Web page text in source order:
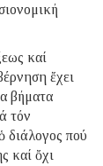
καί
ἔχει
βήματα
τόν
διάλογος πού
καί ὄχι